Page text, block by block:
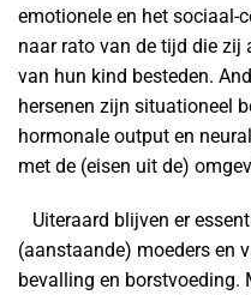
emotionele en het sociaal-
naar rato van de tijd die zij
van hun kind besteden.
hersenen zijn situationeel
hormonale output en
met de (eisen uit de)
Uiteraard blijven er
(aanstaande) moeders en
bevalling en borstvoeding.